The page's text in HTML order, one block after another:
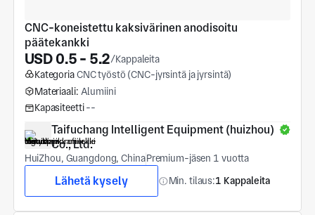
CNC-koneistettu kaksivärinen anodisoitu
päätekankki
USD 0.5 - 5.2/Kappaleita
KategoriaCNC työstö (CNC-jyrsintä ja jyrsintä)
Materiaali: Alumiini
Kapasiteetti --
Taifuchang Intelligent Equipment (huizhou)
Co., Ltd.
HuiZhou, Guangdong, ChinaPremium-jäsen 1 vuotta
Lähetä kysely Min. tilaus:1 Kappaleita